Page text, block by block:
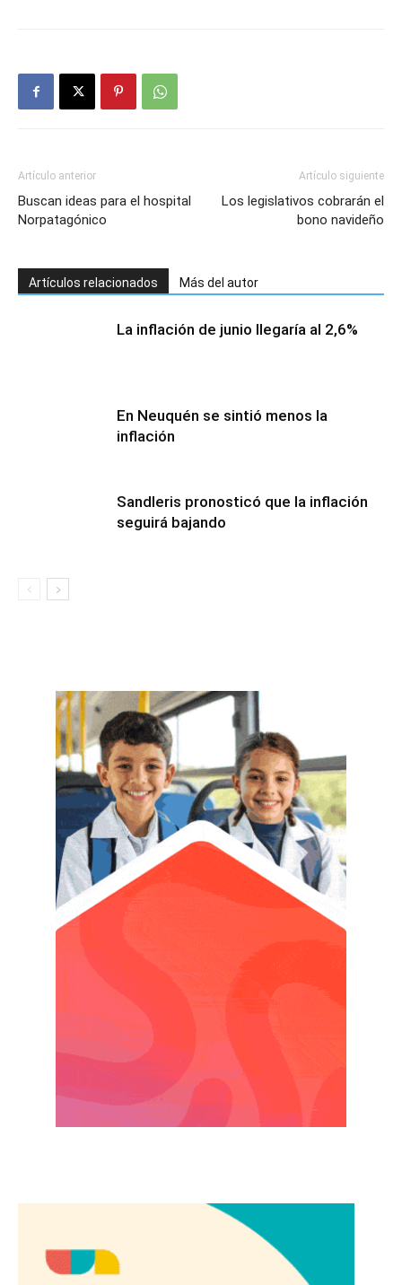
Artículo anterior
Buscan ideas para el hospital
Norpatagónico
Artículo siguiente
Los legislativos cobrarán el
bono navideño
Artículos relacionados Más del autor
La inflación de junio llegaría al 2,6%
En Neuquén se sintió menos la
inflación
Sandleris pronosticó que la inflación
seguirá bajando